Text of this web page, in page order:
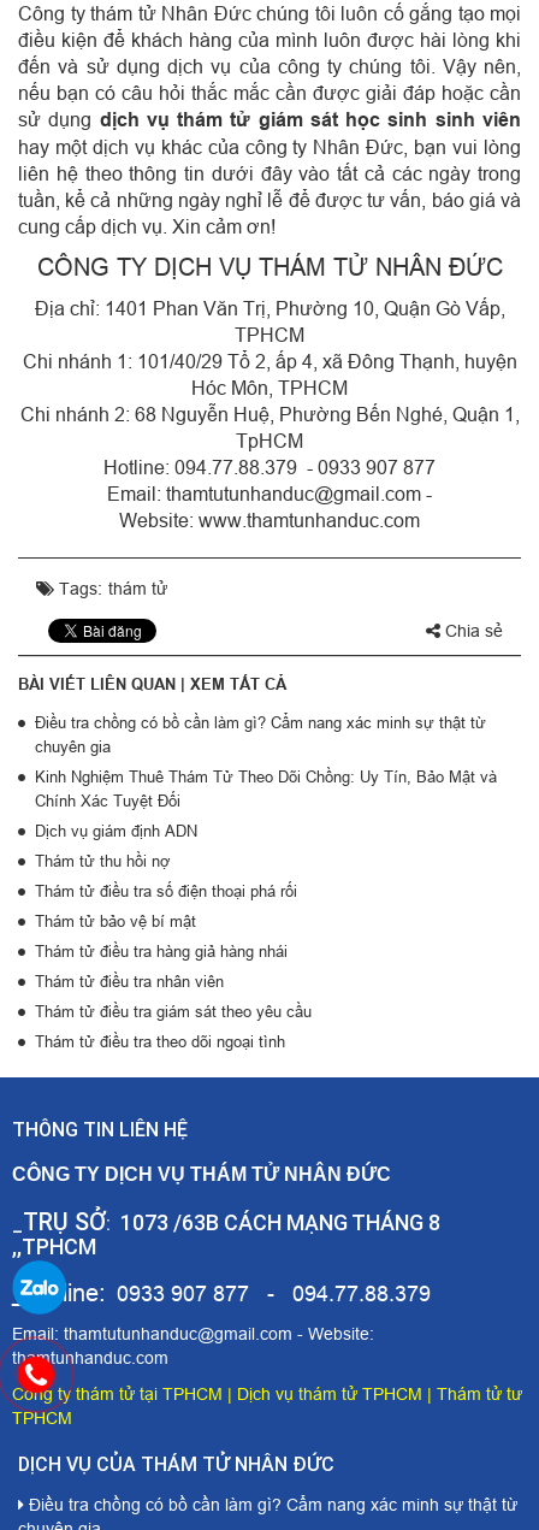
Công ty thám tử Nhân Đức chúng tôi luôn cố gắng tạo mọi
điều kiện để khách hàng của mình luôn được hài lòng khi
đến và sử dụng dịch vụ của công ty chúng tôi. Vậy nên,
nếu bạn có câu hỏi thắc mắc cần được giải đáp hoặc cần
sử dụng dịch vụ thám tử giám sát học sinh sinh viên
hay một dịch vụ khác của công ty Nhân Đức, bạn vui lòng
liên hệ theo thông tin dưới đây vào tất cả các ngày trong
tuần, kể cả những ngày nghỉ lễ để được tư vấn, báo giá và
cung cấp dịch vụ. Xin cảm ơn!
CÔNG TY DỊCH VỤ THÁM TỬ NHÂN ĐỨC
Địa chỉ: 1401 Phan Văn Trị, Phường 10, Quận Gò Vấp,
TPHCM
Chi nhánh 1: 101/40/29 Tổ 2, ấp 4, xã Đông Thạnh, huyện
Hóc Môn, TPHCM
Chi nhánh 2: 68 Nguyễn Huệ, Phường Bến Nghé, Quận 1,
TpHCM
Hotline: 094.77.88.379 - 0933 907 877
Email: thamtutunhanduc@gmail.com -
Website: www.thamtunhanduc.com
Tags: thám tử
Chia sẻ
BÀI VIẾT LIÊN QUAN | XEM TẤT CẢ
Điều tra chồng có bồ cần làm gì? Cẩm nang xác minh sự thật từ
chuyên gia
Kinh Nghiệm Thuê Thám Tử Theo Dõi Chồng: Uy Tín, Bảo Mật và
Chính Xác Tuyệt Đối
Dịch vụ giám định ADN
Thám tử thu hồi nợ
Thám tử điều tra số điện thoại phá rối
Thám tử bảo vệ bí mật
Thám tử điều tra hàng giả hàng nhái
Thám tử điều tra nhân viên
Thám tử điều tra giám sát theo yêu cầu
Thám tử điều tra theo dõi ngoại tình
THÔNG TIN LIÊN HỆ
CÔNG TY DỊCH VỤ THÁM TỬ NHÂN ĐỨC
TRỤ SỞ: 1073 /63B CÁCH MẠNG THÁNG 8
,,TPHCM
_Hotline: 0933 907 877 - 094.77.88.379
Email: thamtutunhanduc@gmail.com - Website:
thamtunhanduc.com
Công ty thám tử tại TPHCM | Dịch vụ thám tử TPHCM | Thám tử tư
TPHCM
DỊCH VỤ CỦA THÁM TỬ NHÂN ĐỨC
Điều tra chồng có bồ cần làm gì? Cẩm nang xác minh sự thật từ